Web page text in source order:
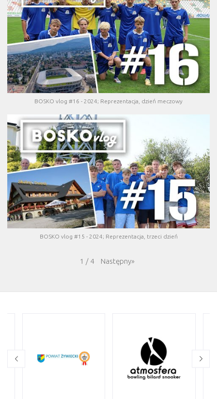
BOSKO vlog #16 - 2024; Reprezentacja, dzień meczowy
BOSKO vlog #15 - 2024; Reprezentacja, trzeci dzień
1 / 4 Następny»